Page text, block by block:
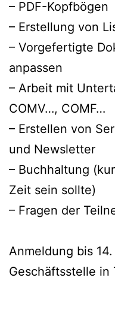
– PDF-Kopfbögen
– Erstellung von
– Vorgefertigte
anpassen
– Arbeit mit
COMV…, COMF…
– Erstellen von
und Newsletter
– Buchhaltung
Zeit sein sollte)
– Fragen der
Anmeldung bis
Geschäftsstelle in